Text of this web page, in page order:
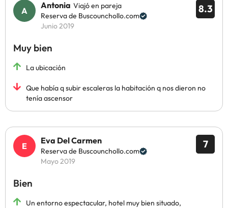
8.3
Antonia Viajó en pareja
Reserva de Buscounchollo.com
Junio 2019
Muy bien
La ubicación
Que había q subir escaleras la habitación q nos dieron no
tenía ascensor
7
Eva Del Carmen
Reserva de Buscounchollo.com
Mayo 2019
Bien
Un entorno espectacular, hotel muy bien situado,